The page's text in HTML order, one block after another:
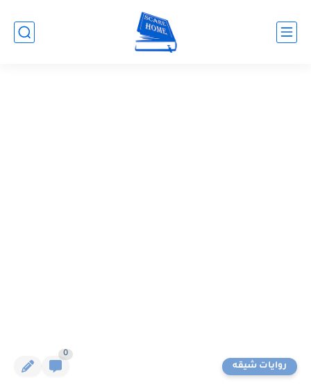
روايات شيقه
0